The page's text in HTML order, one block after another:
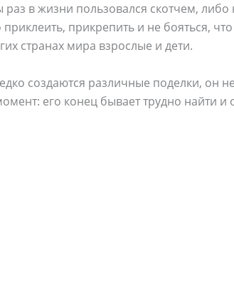
в жизни пользовался скотчем, либо
прикрепить и не бояться,
странах мира взрослые и дети.
создаются различные поделки, он
его конец бывает трудно найти и